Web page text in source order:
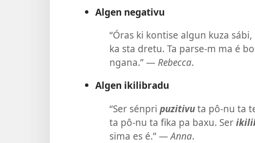
Algen negativu
“Óras ki kontise algun kuza
ka sta dretu. Ta parse-m ma é
ngana.” — Rebecca.
Algen ikilibradu
“Ser sénpri puzitivuta pô-nu ta
ta pô-nu ta fika pa baxu. Ser
sima es é.” —Anna.